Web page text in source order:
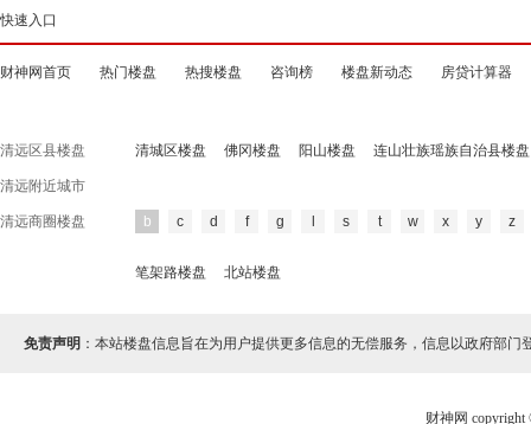
快速入口
财神网首页 热门楼盘 热搜楼盘 咨询榜 楼盘新动态 房贷计算器
清远区县楼盘 清城区楼盘 佛冈楼盘 阳山楼盘 连山壮族瑶族自治县楼盘
清远附近城市
清远商圈楼盘 b c d f g s t w x y z
笔架路楼盘 北站楼盘
免责声明 ：本站楼盘信息旨在为用户提供更多信息的无偿服务，信息以政府部门
财神网